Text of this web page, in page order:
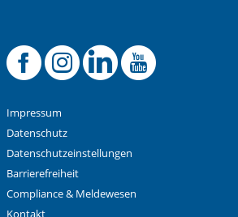
Offizielle
Offizielle
Impressum
Datenschutz
Datenschutzeinstellungen
Barrierefreiheit
Compliance & Meldewesen